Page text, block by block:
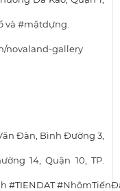
và#mặtdựng
novaland-gallery
Đàn, Bình Đường 3,
14, Quận 10, TP.
#TIENDAT